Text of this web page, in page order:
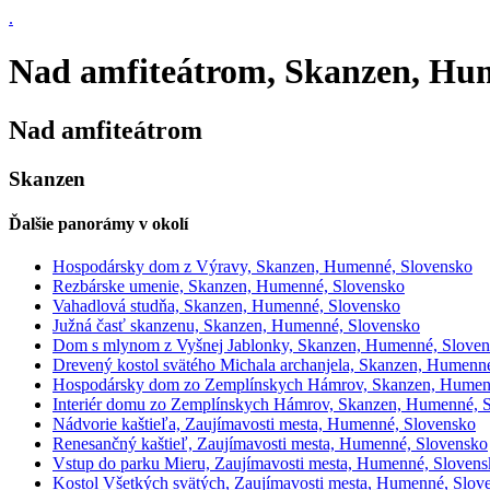
.
Nad amfiteátrom, Skanzen,
Nad amfiteátrom
Skanzen
Ďalšie panorámy v okolí
Hospodársky dom z Výravy, Skanzen, Humenné, Slovensko
Rezbárske umenie, Skanzen, Humenné, Slovensko
Vahadlová studňa, Skanzen, Humenné, Slovensko
Južná časť skanzenu, Skanzen, Humenné, Slovensko
Dom s mlynom z Vyšnej Jablonky, Skanzen, Humenné,
Drevený kostol svätého Michala archanjela, Skanzen,
Hospodársky dom zo Zemplínskych Hámrov, Skanzen,
Interiér domu zo Zemplínskych Hámrov, Skanzen, Humenné,
Nádvorie kaštieľa, Zaujímavosti mesta, Humenné, Slovensko
Renesančný kaštieľ, Zaujímavosti mesta, Humenné, Slovensko
Vstup do parku Mieru, Zaujímavosti mesta, Humenné,
Kostol Všetkých svätých, Zaujímavosti mesta, Humenné,